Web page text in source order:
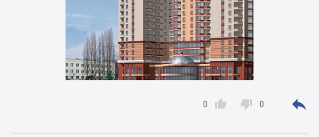

0  0 